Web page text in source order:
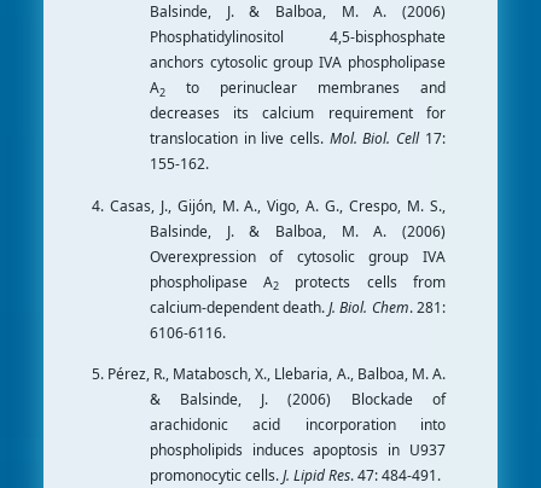
Balsinde, J. & Balboa, M. A. (2006)
Phosphatidylinositol 4,5-bisphosphate
anchors cytosolic group IVA phospholipase
A2
to perinuclear membranes and
decreases its calcium requirement for
translocation in live cells. Mol. Biol. Cell17:
155-162.
4. Casas, J., Gijón, M. A., Vigo, A. G., Crespo, M. S.,
Balsinde, J. & Balboa, M. A. (2006)
Overexpression of cytosolic group IVA
phospholipase A2
protects cells from
calcium-dependent death.J. Biol. Chem. 281:
6106-6116.
5. Pérez, R., Matabosch, X., Llebaria, A., Balboa, M. A.
& Balsinde, J. (2006) Blockade of
arachidonic acid incorporation into
phospholipids induces apoptosis in U937
promonocytic cells.J. Lipid Res. 47: 484-491.